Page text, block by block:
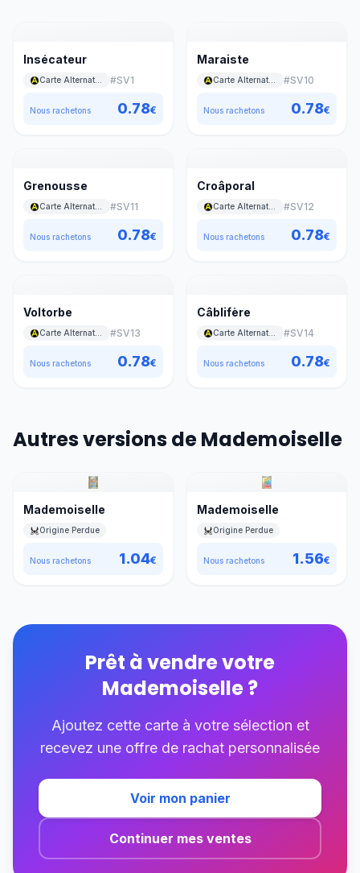
Insécateur
#SV1
Nous rachetons 0.78€
Maraiste
#SV10
Nous rachetons 0.78€
Grenousse
#SV11
Nous rachetons 0.78€
Croâporal
#SV12
Nous rachetons 0.78€
Voltorbe
#SV13
Nous rachetons 0.78€
Câblifère
#SV14
Nous rachetons 0.78€
Autres versions de Mademoiselle
Mademoiselle
Origine Perdue
Nous rachetons 1.04€
Mademoiselle
Origine Perdue
Nous rachetons 1.56€
Prêt à vendre votre
Mademoiselle?
Ajoutez cette carte à votre sélection et
recevez une offre de rachat personnalisée
Voir mon panier
Continuer mes ventes